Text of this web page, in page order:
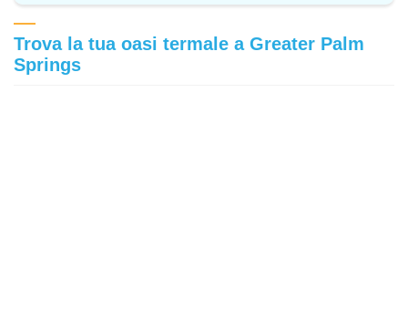
Trova la tua oasi termale a Greater Palm
Springs